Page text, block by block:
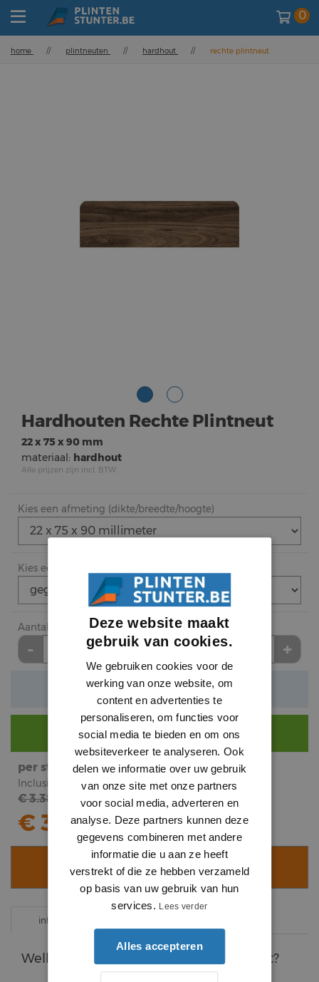
0
home // plintneuten // hardhout // rechte plintneut
Hardhouten Rechte Plintneut
22 x 75 x 90 mm
materiaal: hardhout
Alle prijzen zijn incl. BTW
Kies een afmeting (dikte/breedte/hoogte)
Kies een afwerking (
Aantal stuk bestellen
- stuk +
Verwachte levertijd: 3 tot 5 werkdagen
Nog € 290voor gratis bezorging.
per stuk
Inclusief BTW
€ 3.38
€ 3.13
subtotaal
Inclusief BTW
€3. 13
VOEG TOE AAN WINKELWAGEN
informatie
Welke eigenschappen heeft dit product?
Deze website maakt
gebruik van cookies.
We gebruiken cookies voor de
werking van onze website, om
content en advertenties te
personaliseren, om functies voor
social media te bieden en om ons
websiteverkeer te analyseren. Ook
delen we informatie over uw gebruik
van onze site met onze partners
voor social media, adverteren en
analyse. Deze partners kunnen deze
gegevens combineren met andere
informatie die u aan ze heeft
verstrekt of die ze hebben verzameld
op basis van uw gebruik van hun
services. Lees verder
Alles accepteren